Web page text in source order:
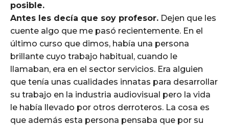
posible.
Antes les decía que soy profesor. Dejen que les
cuente algo que me pasó recientemente. En el
último curso que dimos, había una persona
brillante cuyo trabajo habitual, cuando le
llamaban, era en el sector servicios. Era alguien
que tenía unas cualidades innatas para desarrollar
su trabajo en la industria audiovisual pero la vida
le había llevado por otros derroteros. La cosa es
que además esta persona pensaba que por su